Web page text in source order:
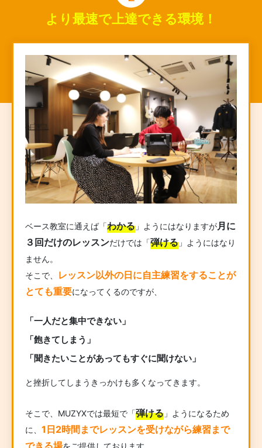
より最速で上達できる環境！
ベース教室に通えば「わかる」ようにはなりますが月に
３回だけのレッスンだけでは「弾ける」ようにはなり
ません。
そこで、
レッスン以外の日に自主練習をすることが
とても重要になってくるのですが、
「一人だと集中できない」
「飽きてしまう」
「聞きたいことがあってもすぐに聞けない」
と挫折してしまうきっかけも多くなってきます。
そこで、MUZYXでは最短で「弾ける」ようになるため
に、 1日2時間までレッスンを受けながら練習まで